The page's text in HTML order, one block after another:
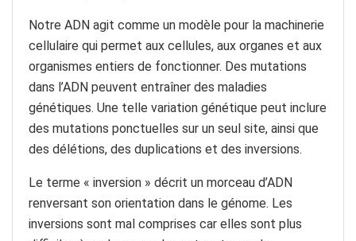
Notre ADN agit comme un modèle pour la machinerie
cellulaire qui permet aux cellules, aux organes et aux
organismes entiers de fonctionner. Des mutations
dans l’ADN peuvent entraîner des maladies
génétiques. Une telle variation génétique peut inclure
des mutations ponctuelles sur un seul site, ainsi que
des délétions, des duplications et des inversions.
Le terme « inversion » décrit un morceau d’ADN
renversant son orientation dans le génome. Les
inversions sont mal comprises car elles sont plus